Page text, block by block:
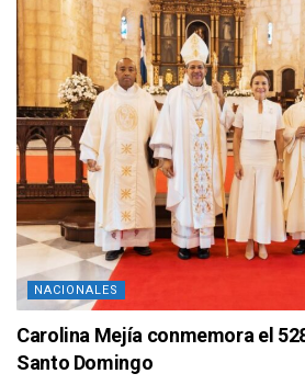
NACIONALES
Carolina Mejía conmemora el
Santo Domingo